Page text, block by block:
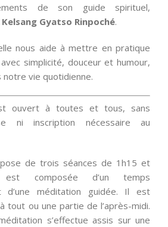
de son guide spirituel,
Gyatso Rinpoché.
nous aide à mettre en pratique
simplicité, douceur et humour,
vie quotidienne.
ouvert à toutes et tous, sans
ni inscription nécessaire au
de trois séances de 1h15 et
est composée d’un temps
d’une méditation guidée. Il est
tout ou une partie de l’après-midi.
s’effectue assis sur une